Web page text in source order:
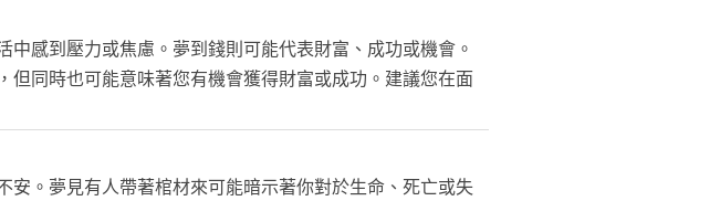
感到壓力或焦慮。夢到錢則可能代表財富、成功或機會。
同時也可能意味著您有機會獲得財富或成功。建議您在面
。夢見有人帶著棺材來可能暗示著你對於生命、死亡或失